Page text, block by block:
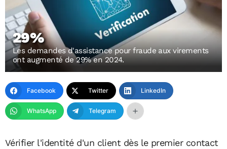
29%
Les demandes d'assistance pour fraude aux virements
ont augmenté de 29% en 2024.
Facebook Twitter LinkedIn
WhatsApp Telegram
Vérifier l'identité d'un client dès le premier contact